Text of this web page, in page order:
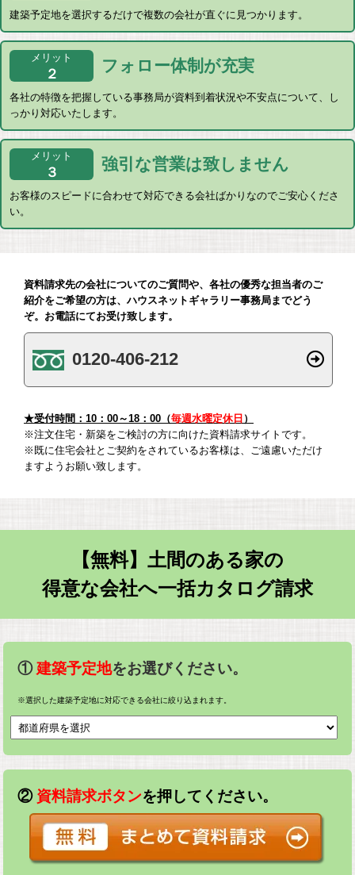
建築予定地を選択するだけで複数の会社が直ぐに見つかります。
メリット
２ フォロー体制 が充実
各社の特徴を把握している事務局が資料到着状況や不安点について、し
っかり対応いたします。
メリット
３ 強引な営業は致しません
お客様のスピードに合わせて対応できる会社ばかりなのでご安心くださ
い。
資料請求先の会社についてのご質問や、各社の優秀な担当者のご
紹介をご希望の方は、ハウスネットギャラリー事務局までどう
ぞ。お電話にてお受け致します。
0120-406-212
★受付時間：10：00～18：00（毎週水曜定休日 ）
※注文住宅・新築をご検討の方に向けた資料請求サイトです。
※既に住宅会社とご契約をされているお客様は、ご遠慮いただけ
ますようお願い致します。
【無料】土間のある家の
得意な会社へ一括カタログ請求
①建築予定地をお選びください。
※選択した建築予定地に対応できる会社に絞り込まれます。
② 資料請求ボタンを押してください。